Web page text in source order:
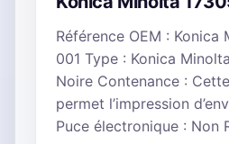
Référence OEM :
001 Type : Konica
Noire Contenance :
permet l’impression
Puce électronique : Non